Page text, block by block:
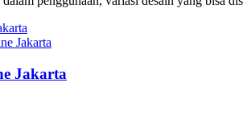
Jakarta
Jakarta